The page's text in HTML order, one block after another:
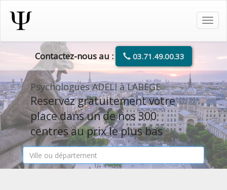
Contactez-nous au : 03.71.49.00.33
Psychologues ADELI à LABEGE
Reservez gratuitement votre
place dans un de nos 300
centres au prix le plus bas